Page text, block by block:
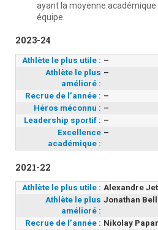
ayant la moyenne académique
équipe.
2023-24
Athlète le plus utile : –
Athlète le plus
amélioré :
–
Recrue de l’année : –
Héros méconnu : –
Leadership sportif : –
Excellence
académique :
–
2021-22
Athlète le plus utile : Alexandre
Athlète le plus
amélioré :
Jonathan Bell
Recrue de l’année : Nikolay